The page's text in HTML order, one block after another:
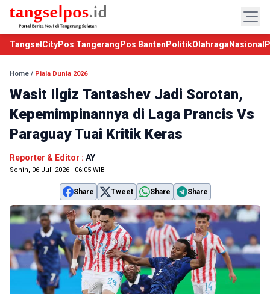
TangselCityPos Tangerang Pos Banten PolitikOlahraga Nasional
Home / Piala Dunia 2026
Wasit Ilgiz Tantashev Jadi Sorotan,
Kepemimpinannya di Laga Prancis Vs
Paraguay Tuai Kritik Keras
Reporter & Editor : AY
Senin, 06 Juli 2026 | 06:05 WIB
Share Tweet Share Share